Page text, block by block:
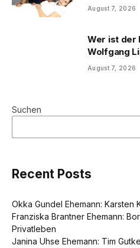
August 7, 2026
Wer ist der
Wolfgang
August 7, 2026
Suchen
Recent Posts
Okka Gundel Ehemann: Karsten
Franziska Brantner Ehemann:
Privatleben
Janina Uhse Ehemann: Tim